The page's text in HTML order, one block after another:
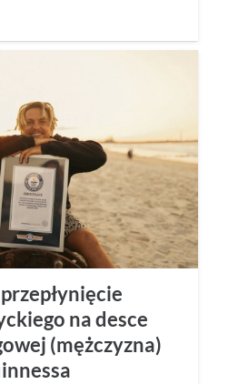
na desce
(mężczyzna)